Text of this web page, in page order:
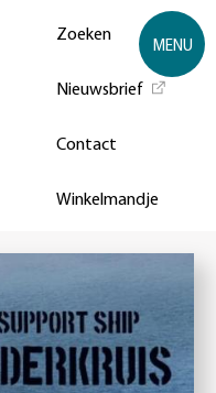
Zoeken
Nieuwsbrief
Contact
Winkelmandje
MENU